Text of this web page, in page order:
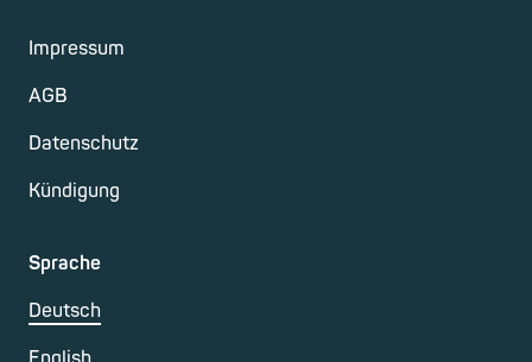
Impressum
AGB
Datenschutz
Kündigung
Sprache
Deutsch